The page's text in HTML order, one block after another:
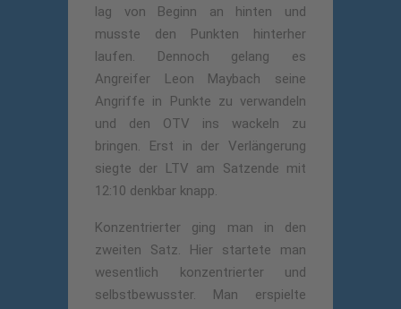
lag von Beginn an hinten und
musste den Punkten hinterher
laufen. Dennoch gelang es
Angreifer Leon Maybach seine
Angriffe in Punkte zu verwandeln
und den OTV ins wackeln zu
bringen. Erst in der Verlängerung
siegte der LTV am Satzende mit
12:10 denkbar knapp.
Konzentrierter ging man in den
zweiten Satz. Hier startete man
wesentlich konzentrierter und
selbstbewusster. Man erspielte